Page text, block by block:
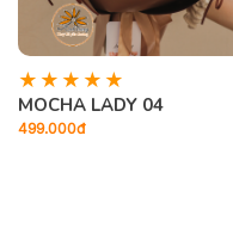
MOCHA LADY 04
499.000đ